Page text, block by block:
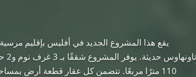
يقع هذا المشروع الجديد في أفليس بإقليم